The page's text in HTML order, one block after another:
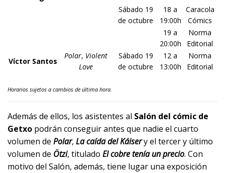
Sábado 19
de octubre
18 a
19:00h
Caracola
Cómics
19 a
20:00h
Norma
Editorial
Víctor Santos
Polar, Violent
Love
Sábado 19
de octubre
12 a
13:00h
Norma
Editorial
Horarios sujetos a cambios de última hora.
Además de ellos, los asistentes al Salón del cómic de
Getxo podrán conseguir antes que nadie el cuarto
volumen de Polar, La caída del Káisery el tercer y último
volumen de Ötzi, titulado El cobre tenía un precio. Con
motivo del Salón, además, tiene lugar una exposición